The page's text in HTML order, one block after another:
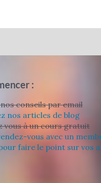
:
conseils par email
nos articles de blog
vous à un cours gratuit
vous avec un
faire le point sur vos